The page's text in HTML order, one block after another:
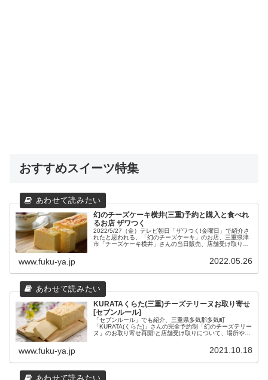
おすすめスイーツ特集
幻のチーズケーキ横井(三重)予約と購入と食べれ
るお店 ザワつく
2022/5/27（金）テレビ朝日「ザワつく!金曜日」で紹介さ
れたと思われる、「幻のチーズケーキ」のお店、三重県津
市「チーズケーキ横井」さんの当日販売、店舗受け取り予
www.fuku-ya.jp 2022.05.26
KURATAくらた(三重)チーズテリーヌお取り寄せ
[セブンルール]
「セブンルール」でも紹介、三重県多気郡多気町
「KURATA(くらた)」さんの完全予約制「幻のチーズテリー
ヌ」のお取り寄せ再開!と店舗受け取りについて、場所や営
www.fuku-ya.jp 2021.10.18